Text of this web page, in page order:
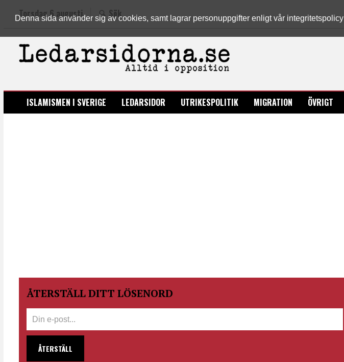
Denna sida använder sig av cookies, samt lagrar personuppgifter enligt vår integritetspolicy
Torsdag 6 augusti Sök
LEDARSIDORNA.SE
ISLAMISMEN I SVERIGE LEDARSIDOR UTRIKESPOLITIK MIGRATION ÖVRIGT
ÅTERSTÄLL DITT LÖSENORD
ÅTERSTÄLL